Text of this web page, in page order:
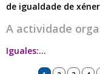
de igualdade de
A actividade
Iguales:...